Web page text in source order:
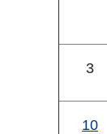
3
10